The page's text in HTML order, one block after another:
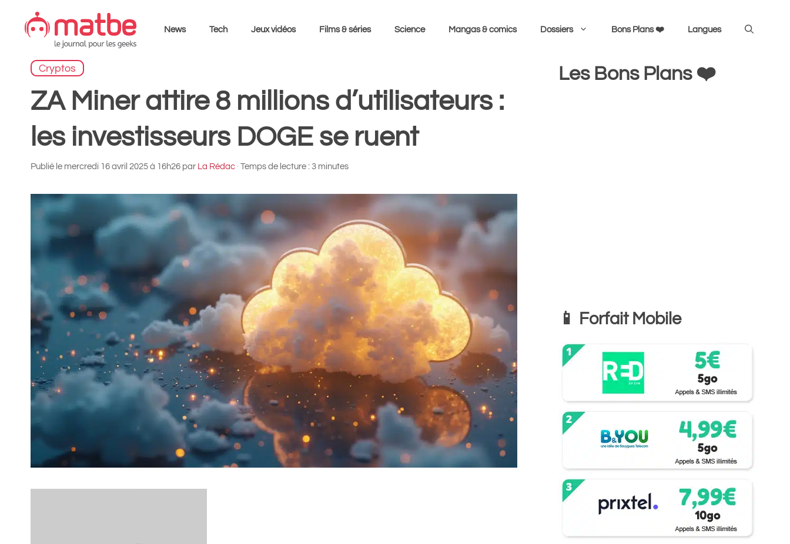
contenu
News Tech Jeux vidéos Films & séries Science Mangas & comics Dossiers Bons Plans ❤️ Langues
Cryptos
ZA Miner attire 8 millions d’utilisateurs :
les investisseurs DOGE se ruent
Publié le mercredi 16 avril 2025 à 16h26 par La Rédac · Temps de lecture : 3 minutes
Les Bons Plans ❤️
📱 Forfait Mobile